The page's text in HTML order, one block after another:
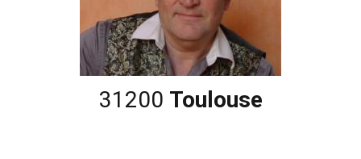
31200 Toulouse